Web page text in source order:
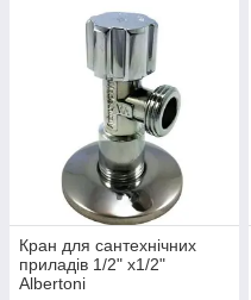
Кран для сантехнічних
приладів 1/2" х1/2"
Albertoni